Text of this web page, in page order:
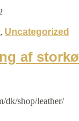
, Uncategorized
af
dk/shop/leather/